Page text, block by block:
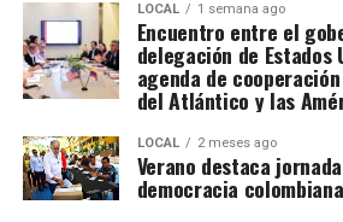
LOCAL 1 semana ago
Encuentro entre el
delegación de
agenda de
del Atlántico y las
LOCAL 2 meses ago
Verano destaca
democracia colombiana